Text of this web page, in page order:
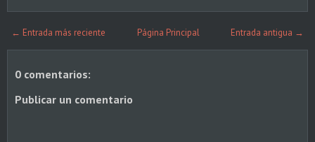
← Entrada más reciente Entrada antigua →
Página Principal
0 comentarios:
Publicar un comentario